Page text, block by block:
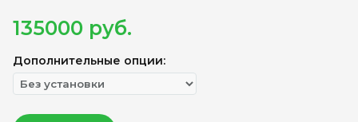
135000 руб.
Дополнительные опции: